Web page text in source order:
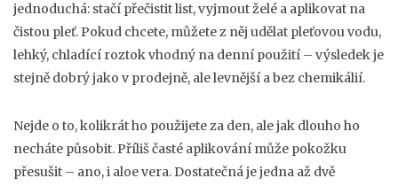
jednoduchá: stačí přečistit list, vyjmout želé a aplikovat na
čistou pleť. Pokud chcete, můžete z něj udělat pleťovou vodu,
lehký, chladící roztok vhodný na denní použití – výsledek je
stejně dobrý jako v prodejně, ale levnější a bez chemikálií.
Nejde o to, kolikrát ho použijete za den, ale jak dlouho ho
necháte působit. Příliš časté aplikování může pokožku
přesušit – ano, i aloe vera. Dostatečná je jedna až dvě